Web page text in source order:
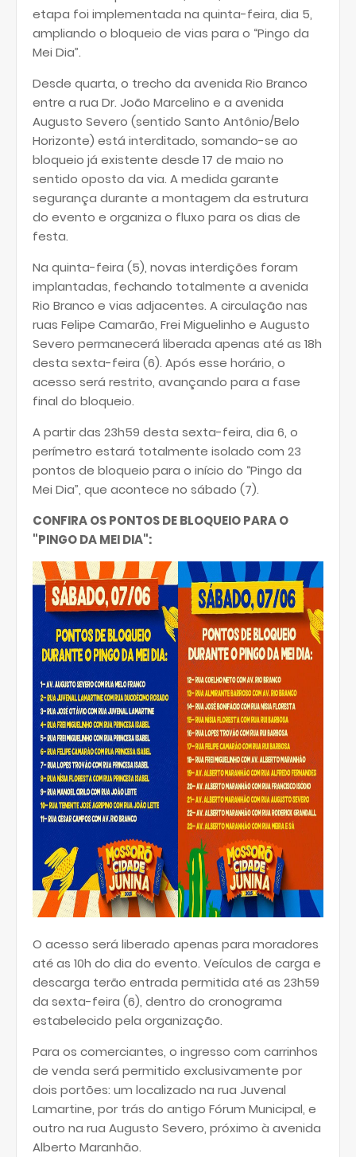
etapa foi implementada na quinta-feira, dia 5,
ampliando o bloqueio de vias para o “Pingo da
Mei Dia”.
Desde quarta, o trecho da avenida Rio Branco
entre a rua Dr. João Marcelino e a avenida
Augusto Severo (sentido Santo Antônio/Belo
Horizonte) está interditado, somando-se ao
bloqueio já existente desde 17 de maio no
sentido oposto da via. A medida garante
segurança durante a montagem da estrutura
do evento e organiza o fluxo para os dias de
festa.
Na quinta-feira (5), novas interdições foram
implantadas, fechando totalmente a avenida
Rio Branco e vias adjacentes. A circulação nas
ruas Felipe Camarão, Frei Miguelinho e Augusto
Severo permanecerá liberada apenas até as 18h
desta sexta-feira (6). Após esse horário, o
acesso será restrito, avançando para a fase
final do bloqueio.
A partir das 23h59 desta sexta-feira, dia 6, o
perímetro estará totalmente isolado com 23
pontos de bloqueio para o início do “Pingo da
Mei Dia”, que acontece no sábado (7).
CONFIRA OS PONTOS DE BLOQUEIO PARA O
"PINGO DA MEI DIA":
O acesso será liberado apenas para moradores
até as 10h do dia do evento. Veículos de carga e
descarga terão entrada permitida até as 23h59
da sexta-feira (6), dentro do cronograma
estabelecido pela organização.
Para os comerciantes, o ingresso com carrinhos
de venda será permitido exclusivamente por
dois portões: um localizado na rua Juvenal
Lamartine, por trás do antigo Fórum Municipal, e
outro na rua Augusto Severo, próximo à avenida
Alberto Maranhão.